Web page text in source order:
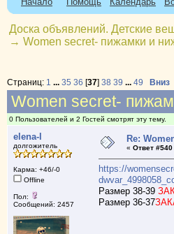
Доска объявлений. Детские
→ Women secret- пижамки и
Страниц: 1 ... 35 36 [37] 38 39 ... 49 Вниз
Women secret-
0 Пользователей и 2 Гостей смотрят эту тему.
elena-l
долгожитель
Карма: +46/-0
Offline
Пол:
Сообщений: 2457
Re:
« Ответ #540
https://
Размер 38-39
Размер 36-37